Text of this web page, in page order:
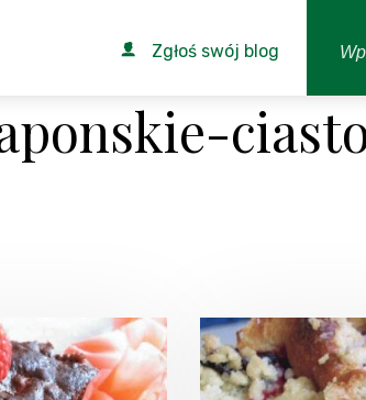
Zgłoś swój blog